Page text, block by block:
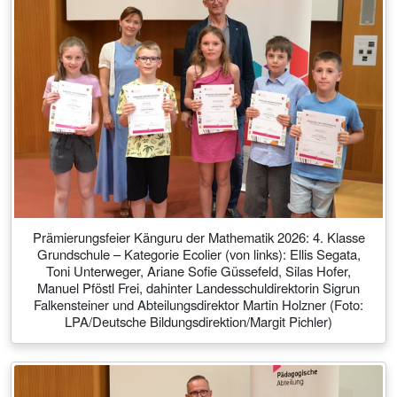
Prämierungsfeier Känguru der Mathematik 2026: 4. Klasse
Grundschule – Kategorie Ecolier (von links): Ellis Segata,
Toni Unterweger, Ariane Sofie Güssefeld, Silas Hofer,
Manuel Pföstl Frei, dahinter Landesschuldirektorin Sigrun
Falkensteiner und Abteilungsdirektor Martin Holzner (Foto:
LPA/Deutsche Bildungsdirektion/Margit Pichler)